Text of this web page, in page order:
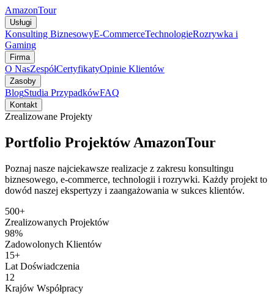
AmazonTour
Usługi
Konsulting BiznesowyE-CommerceTechnologieRozrywka i
Gaming
Firma
O NasZespółCertyfikatyOpinie Klientów
Zasoby
BlogStudia PrzypadkówFAQ
Kontakt
Zrealizowane Projekty
Portfolio Projektów AmazonTour
Poznaj nasze najciekawsze realizacje z zakresu konsultingu
biznesowego, e-commerce, technologii i rozrywki. Każdy projekt to
dowód naszej ekspertyzy i zaangażowania w sukces klientów.
500+
Zrealizowanych Projektów
98%
Zadowolonych Klientów
15+
Lat Doświadczenia
12
Krajów Współpracy